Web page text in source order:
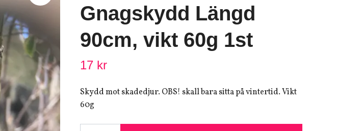
Gnagskydd Längd
90cm, vikt 60g 1st
17 kr
Skydd mot skadedjur. OBS! skall bara sitta på vintertid. Vikt
60g